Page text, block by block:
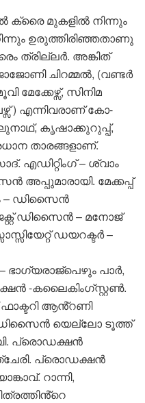
ക്രൈ മുകളിൽ നിന്നും
ഉരുത്തിരിഞ്ഞതാണു
ത്രില്ലർ. അങ്കിത്
ചിറമ്മൽ, (വണ്ടർ
മേക്കേഴ്സ്, സിനിമ
) എന്നിവരാണ് കോ-
കൃഷാക്കുറുപ്പ്,
താരങ്ങളാണ്.
എഡിറ്റിംഗ് – ശ്വാം
മേക്കപ്പ്
– ഡിസൈൻ
ഡിസൈൻ – മനോജ്
ഡയറക്ടർ –
ഭാഗ്യരാജ്പെഴും പാർ,
-കലൈകിംഗ്സ്റ്റൺ.
ഫാക്ടറി ആൻ്റണി
ഡിസൈൻ യെല്ലോ ടൂത്ത്
പ്രൊഡക്ഷൻ
പ്രൊഡക്ഷൻ
റാന്നി,